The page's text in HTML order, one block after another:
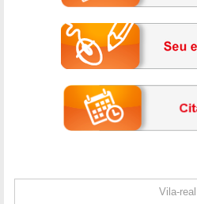
Vila-real